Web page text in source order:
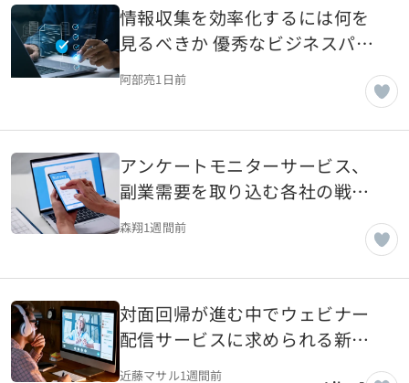
情報収集を効率化するには何を
見るべきか 優秀なビジネスパー
ソンの情報源と仕事への生かし
阿部亮1日前
アンケートモニターサービス、
副業需要を取り込む各社の戦略
とは
森翔1週間前
対面回帰が進む中でウェビナー
配信サービスに求められる新し
い価値
近藤マサル1週間前